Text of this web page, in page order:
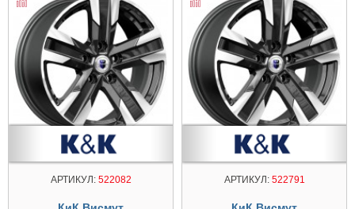
АРТИКУЛ:522082 АРТИКУЛ:522791